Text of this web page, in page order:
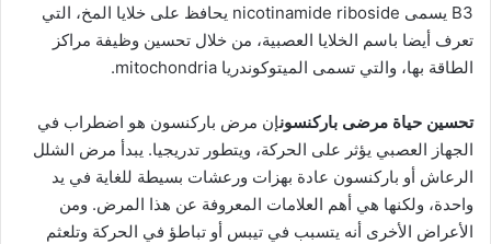
B3 يسمى nicotinamide riboside يحافظ على خلايا المخ، التي
تعرف أيضا باسم الخلايا العصبية، من خلال تحسين وظيفة مراكز
الطاقة بها، والتي تسمى الميتوكوندريا mitochondria.
تحسين حياة مرضى باركنسونإن مرض باركنسون هو اضطراب في
الجهاز العصبي يؤثر على الحركة، ويتطور تدريجيا. يبدأ مرض الشلل
الرعاش أو باركنسون عادة بهزات ورعشات بسيطة للغاية في يد
واحدة، ولكنها هي أهم العلامات المعروفة عن هذا المرض. ومن
الأعراض الأخرى أنه يتسبب في تيبس أو تباطؤ في الحركة وتلعثم